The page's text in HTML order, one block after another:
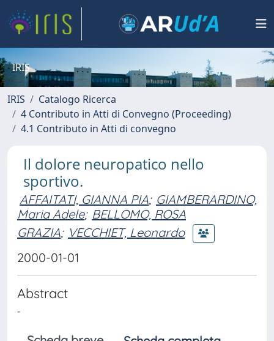
IRIS
IRIS
Catalogo Ricerca
4 Contributo in Atti di Convegno (Proceeding)
4.1 Contributo in Atti di convegno
Il dolore neuropatico nello
sportivo.
AFFAITATI, GIANNA PIA; GIAMBERARDINO,
Maria Adele; BELLOMO, ROSA
GRAZIA; VECCHIET, Leonardo
2000-01-01
Abstract
-